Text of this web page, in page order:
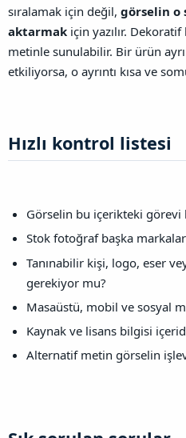
sıralamak için değil, görselin o
aktarmak için yazılır.
metinle sunulabilir. Bir ürün
etkiliyorsa, o ayrıntı kısa ve
Hızlı kontrol listesi​
Görselin bu içerikteki görevi
Stok fotoğraf başka
Tanınabilir kişi, logo, eser
gerekiyor mu?
Masaüstü, mobil ve sosyal
Kaynak ve lisans bilgisi
Alternatif metin görselin